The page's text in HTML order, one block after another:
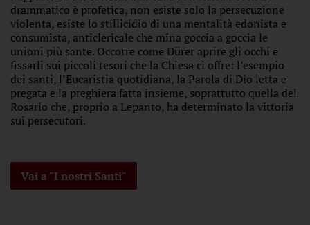
drammatico è profetica, non esiste solo la persecuzione
violenta, esiste lo stillicidio di una mentalità edonista e
consumista, anticlericale che mina goccia a goccia le
unioni più sante. Occorre come Dürer aprire gli occhi e
fissarli sui piccoli tesori che la Chiesa ci offre: l’esempio
dei santi, l’Eucaristia quotidiana, la Parola di Dio letta e
pregata e la preghiera fatta insieme, soprattutto quella del
Rosario che, proprio a Lepanto, ha determinato la vittoria
sui persecutori.
Vai a "I nostri Santi"